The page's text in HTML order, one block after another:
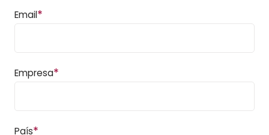
Email*
Empresa*
País*